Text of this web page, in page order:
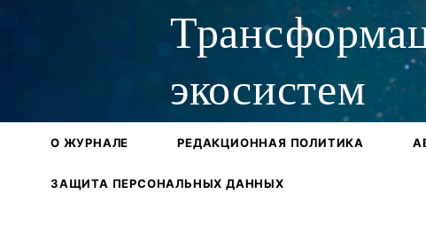
экосистем
О ЖУРНАЛЕ РЕДАКЦИОННАЯ ПОЛИТИКА
ЗАЩИТА ПЕРСОНАЛЬНЫХ ДАННЫХ